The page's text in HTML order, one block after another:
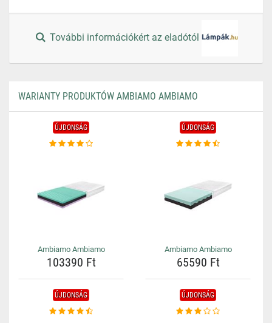
További információkért az eladótól
WARIANTY PRODUKTÓW AMBIAMO AMBIAMO
ÚJDONSÁG
Ambiamo Ambiamo
103390 Ft
ÚJDONSÁG
Ambiamo Ambiamo
65590 Ft
ÚJDONSÁG ÚJDONSÁG